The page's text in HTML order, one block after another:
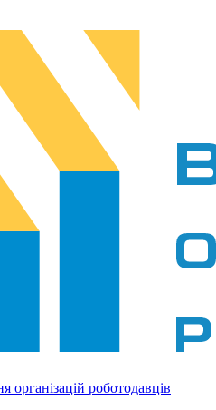
організацій роботодавців